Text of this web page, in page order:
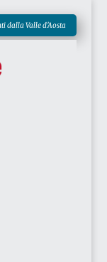
dalla Valle d'Aosta